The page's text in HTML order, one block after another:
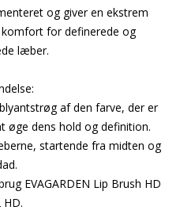
og giver en ekstrem
for definerede og
læber.
af den farve, der er
dens hold og definition.
startende fra midten og
EVAGARDEN Lip Brush HD
HD.